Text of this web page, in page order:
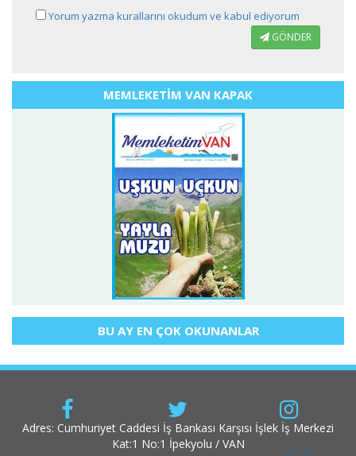
Yorum yazma kurallarını okudum ve kabul ediyorum
GÖNDER
MEMLEKETİM VAN KAPAK
BU AY EN ÇOK OKUNANLAR
Adres: Cumhuriyet Caddesi İş Bankası Karşısı İşlek İş Merkezi
Kat:1 No:1 İpekyolu / VAN